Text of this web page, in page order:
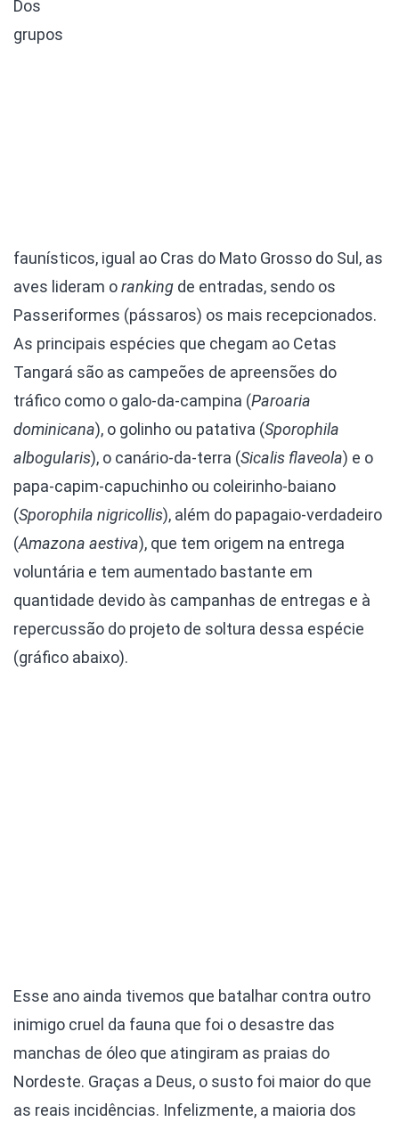
Dos
grupos
faunísticos, igual ao Cras do Mato Grosso do Sul, as
aves lideram oranking de entradas, sendo os
Passeriformes (pássaros) os mais recepcionados.
As principais espécies que chegam ao Cetas
Tangará são as campeões de apreensões do
tráfico como o galo-da-campina (Paroaria
dominicana), o golinho ou patativa (Sporophila
albogularis), o canário-da-terra (Sicalis flaveola) e o
papa-capim-capuchinho ou coleirinho-baiano
(Sporophila nigricollis), além do papagaio-verdadeiro
(Amazona aestiva), que tem origem na entrega
voluntária e tem aumentado bastante em
quantidade devido às campanhas de entregas e à
repercussão do projeto de soltura dessa espécie
(gráfico abaixo).
Esse ano ainda tivemos que batalhar contra outro
inimigo cruel da fauna que foi o desastre das
manchas de óleo que atingiram as praias do
Nordeste. Graças a Deus, o susto foi maior do que
as reais incidências. Infelizmente, a maioria dos